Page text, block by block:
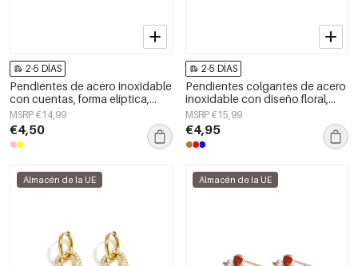
2-5 DÍAS
Pendientes de acero inoxidable
con cuentas, forma elíptica,
lindos, de la serie Daily Simple,
joyería para mujer
MSRP €14,99
€4,50
2-5 DÍAS
Pendientes colgantes de acero
inoxidable con diseño floral,
serie Daily Simple, joyería para
mujer
MSRP €15,99
€4,95
Almacén de la UE Almacén de la UE